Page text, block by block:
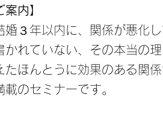
内】
３年以内に、関係が悪化し
かれていない、その本当の
ほんとうに効果のある関
のセミナーです。